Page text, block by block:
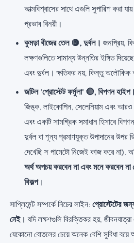
আত্মবিশ্বাসের সাথে এগুলি সুপারিশ করা
প্রভাব বিনয়ী।
কুমড়া বীজের তেল 🟡, দুর্বল। জনপ্রিয়,
লক্ষণগুলিতে সামান্য উন্নতির ইঙ্গিত
এবং দুর্বল। ক্ষতিকর নয়, কিন্তু অলৌকিক
জটিল 'প্রোস্টেট ফর্মুলা' 🔴, বিপণন হাইপ।
জিঙ্ক, লাইকোপিন, সেলেনিয়াম এবং
এবং একটি সামগ্রিক সমাধান হিসাবে
দুর্বল বা শূন্য প্রমাণযুক্ত উপাদানের উপর
দেখেছি স পামেটো নিজেই কাজ করে না),
অর্থ অপচয় করবেন না এবং মনে করবেন না
বিকল্প।
সাপ্লিমেন্ট সম্পর্কে নিচের লাইন: প্রোস্টেটের
নেই। যদি লক্ষণগুলি বিরক্তিকর হয়, জীবনযাত্রা
যেকোনো বোতলের চেয়ে অনেক বেশি সুবিধা বয়ে